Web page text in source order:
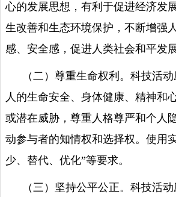
心的发展思想，有利于促进经济发
生改善和生态环境保护，不断增强
感、安全感，促进人类社会和平发
（二）尊重生命权利。科技活
人的生命安全、身体健康、精神和
或潜在威胁，尊重人格尊严和个人
动参与者的知情权和选择权。使用
少、替代、优化”等要求。
（三）坚持公平公正。科技活动